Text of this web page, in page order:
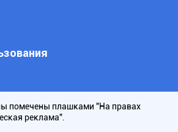
помечены плашками "На правах
реклама".